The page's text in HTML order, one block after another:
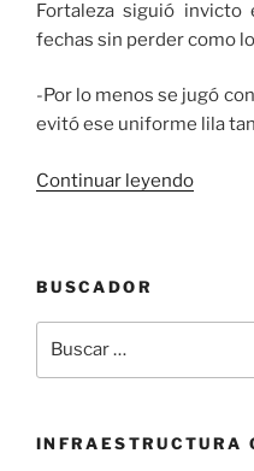
Fortaleza siguió
fechas sin perder como
-Por lo menos se jugó
evitó ese uniforme lila
Continuar leyendo«Sin
BUSCADOR
por:
INFRAESTRUCTURA